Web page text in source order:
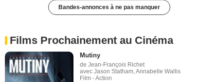
Bandes-annonces à ne pas manquer
Films Prochainement au Cinéma
Mutiny
de Jean-François Richet
avec Jason Statham, Annabelle Wallis
Film - Action